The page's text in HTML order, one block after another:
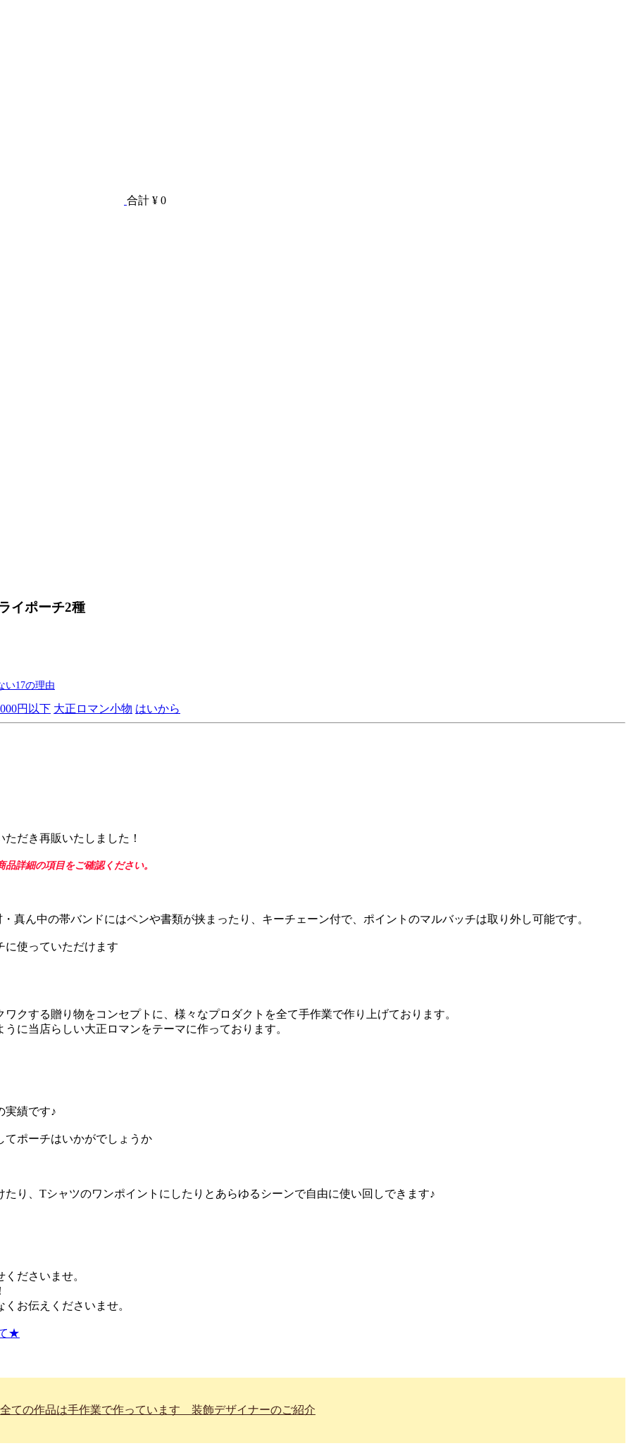
合計 ¥ 0
ポーチ2種
い17の理由
円以下 大正ロマン小物 はいから
だき再販いたしました！
詳細の項目をご確認ください。
真ん中の帯バンドにはペンや書類が挟まったり、キーチェーン付で、ポイントのマルバッチは取り外し可能です。
に使っていただけます
クする贈り物をコンセプトに、様々なプロダクトを全て手作業で作り上げております。
に当店らしい大正ロマンをテーマに作っております。
実績です♪
てポーチはいかがでしょうか
り、Tシャツのワンポイントにしたりとあらゆるシーンで自由に使い回しできます♪
ださいませ。
お伝えくださいませ。
★
全ての作品は手作業で作っています 装飾デザイナーのご紹介